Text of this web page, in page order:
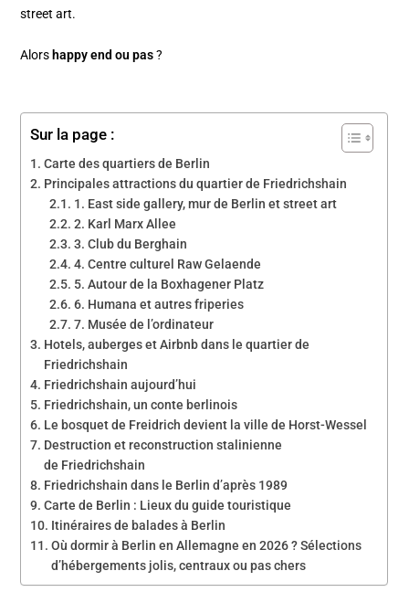
street art.
Alors happy end ou pas?
Sur la page :
Carte des quartiers de Berlin
Principales attractions du quartier de Friedrichshain
1. East side gallery, mur de Berlin et street art
2. Karl Marx Allee
3. Club du Berghain
4. Centre culturel Raw Gelaende
5. Autour de la Boxhagener Platz
6. Humana et autres friperies
7. Musée de l’ordinateur
Hotels, auberges et Airbnb dans le quartier de
Friedrichshain
Friedrichshain aujourd’hui
Friedrichshain, un conte berlinois
Le bosquet de Freidrich devient la ville de Horst-Wessel
Destruction et reconstruction stalinienne
de Friedrichshain
Friedrichshain dans le Berlin d’après 1989
Carte de Berlin : Lieux du guide touristique
Itinéraires de balades à Berlin
Où dormir à Berlin en Allemagne en 2026 ? Sélections
d’hébergements jolis, centraux ou pas chers